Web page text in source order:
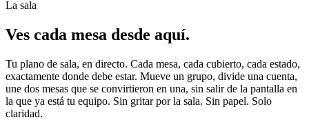
La sala
Ves cada mesa desde aquí.
Tu plano de sala, en directo. Cada mesa, cada cubierto, cada estado,
exactamente donde debe estar. Mueve un grupo, divide una cuenta,
une dos mesas que se convirtieron en una, sin salir de la pantalla en
la que ya está tu equipo. Sin gritar por la sala. Sin papel. Solo
claridad.